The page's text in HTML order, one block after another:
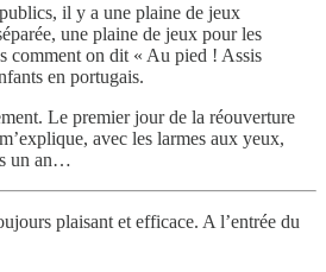
il y a une plaine de jeux
une plaine de jeux pour les
comment on dit « Au pied ! Assis
en portugais.
Le premier jour de la réouverture
avec les larmes aux yeux,
un an…
plaisant et efficace. A l’entrée du